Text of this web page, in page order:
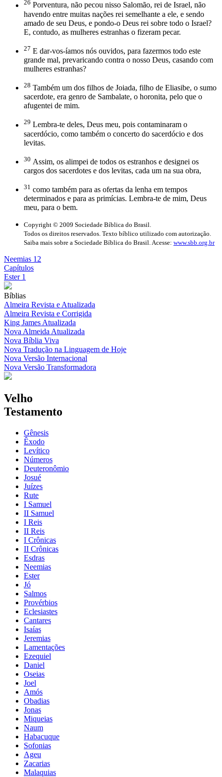
26 Porventura, não pecou nisso Salomão, rei de Israel, não
havendo entre muitas nações rei semelhante a ele, e sendo
amado de seu Deus, e pondo-o Deus rei sobre todo o Israel?
E, contudo, as mulheres estranhas o fizeram pecar.
27 E dar-vos-íamos nós ouvidos, para fazermos todo este
grande mal, prevaricando contra o nosso Deus, casando com
mulheres estranhas?
28 Também um dos filhos de Joiada, filho de Eliasibe, o sumo
sacerdote, era genro de Sambalate, o horonita, pelo que o
afugentei de mim.
29 Lembra-te deles, Deus meu, pois contaminaram o
sacerdócio, como também o concerto do sacerdócio e dos
levitas.
30 Assim, os alimpei de todos os estranhos e designei os
cargos dos sacerdotes e dos levitas, cada um na sua obra,
31 como também para as ofertas da lenha em tempos
determinados e para as primícias. Lembra-te de mim, Deus
meu, para o bem.
Copyright © 2009 Sociedade Bíblica do Brasil.
Todos os direitos reservados. Texto bíblico utilizado com autorização.
Saiba mais sobre a Sociedade Bíblica do Brasil. Acesse: www.sbb.org.br
Neemias 12
Capítulos
Ester 1
Bíblias
Almeira Revista e Atualizada
Almeira Revista e Corrigida
King James Atualizada
Nova Almeida Atualizada
Nova Bíblia Viva
Nova Tradução na Linguagem de Hoje
Nova Versão Internacional
Nova Versão Transformadora
Velho
Testamento
Gênesis
Êxodo
Levítico
Números
Deuteronômio
Josué
Juízes
Rute
I Samuel
II Samuel
I Reis
II Reis
I Crônicas
II Crônicas
Esdras
Neemias
Ester
Jó
Salmos
Provérbios
Eclesiastes
Cantares
Isaías
Jeremias
Lamentações
Ezequiel
Daniel
Oseias
Joel
Amós
Obadias
Jonas
Miqueias
Naum
Habacuque
Sofonias
Ageu
Zacarias
Malaquias